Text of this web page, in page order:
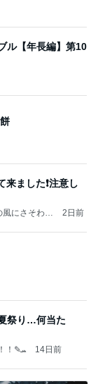
ル【年長編】第10
ました❗️注意し
にさそわれ
2日前
祭り…何当た
高校生Dヲタ Ꭰ-ᎮꭵꭹꭴのDisneyにっき！！✎ܚ 14日前